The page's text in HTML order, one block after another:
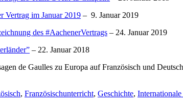
Vertrag im Januar 2019 – 9. Januar 2019
des #AachenerVertrags – 24. Januar 2019
– 22. Januar 2018
de Gaulles zu Europa auf Französisch und
, Französischunterricht, Geschichte,